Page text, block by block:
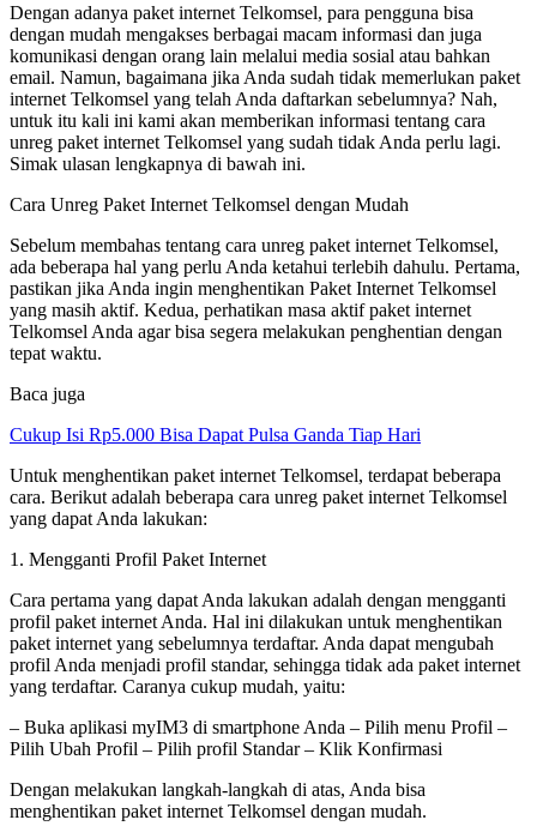
Dengan adanya paket internet Telkomsel, para pengguna bisa
dengan mudah mengakses berbagai macam informasi dan juga
komunikasi dengan orang lain melalui media sosial atau bahkan
email. Namun, bagaimana jika Anda sudah tidak memerlukan paket
internet Telkomsel yang telah Anda daftarkan sebelumnya? Nah,
untuk itu kali ini kami akan memberikan informasi tentang cara
unreg paket internet Telkomsel yang sudah tidak Anda perlu lagi.
Simak ulasan lengkapnya di bawah ini.
Cara Unreg Paket Internet Telkomsel dengan Mudah
Sebelum membahas tentang cara unreg paket internet Telkomsel,
ada beberapa hal yang perlu Anda ketahui terlebih dahulu. Pertama,
pastikan jika Anda ingin menghentikan Paket Internet Telkomsel
yang masih aktif. Kedua, perhatikan masa aktif paket internet
Telkomsel Anda agar bisa segera melakukan penghentian dengan
tepat waktu.
Baca juga
Cukup Isi Rp5.000 Bisa Dapat Pulsa Ganda Tiap Hari
Untuk menghentikan paket internet Telkomsel, terdapat beberapa
cara. Berikut adalah beberapa cara unreg paket internet Telkomsel
yang dapat Anda lakukan:
1. Mengganti Profil Paket Internet
Cara pertama yang dapat Anda lakukan adalah dengan mengganti
profil paket internet Anda. Hal ini dilakukan untuk menghentikan
paket internet yang sebelumnya terdaftar. Anda dapat mengubah
profil Anda menjadi profil standar, sehingga tidak ada paket internet
yang terdaftar. Caranya cukup mudah, yaitu:
– Buka aplikasi myIM3 di smartphone Anda – Pilih menu Profil –
Pilih Ubah Profil – Pilih profil Standar – Klik Konfirmasi
Dengan melakukan langkah-langkah di atas, Anda bisa
menghentikan paket internet Telkomsel dengan mudah.